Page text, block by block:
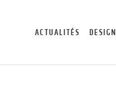
ACTUALITÉS DESIGN